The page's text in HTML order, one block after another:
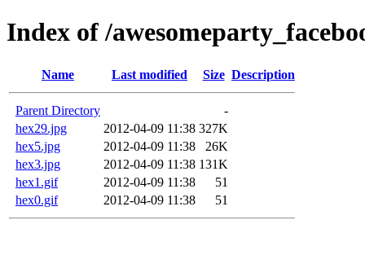
Index of /
Name Last modified Size Description
Parent Directory
-
hex29.jpg
2012-04-09 11:38 327K
hex5.jpg
2012-04-09 11:38
26K
hex3.jpg
2012-04-09 11:38 131K
hex1.gif
2012-04-09 11:38
51
hex0.gif
2012-04-09 11:38 51